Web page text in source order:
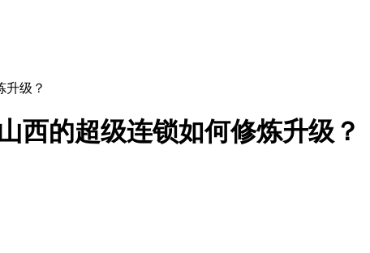
升级？
西的超级连锁如何修炼升级？